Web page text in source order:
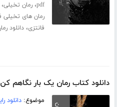
pdf،رمان تخیلی
رمان های تخیلی
فانتزی،دانلود
دانلود کتاب رمان یک بار نگاهم کن
موضوع:دانلود